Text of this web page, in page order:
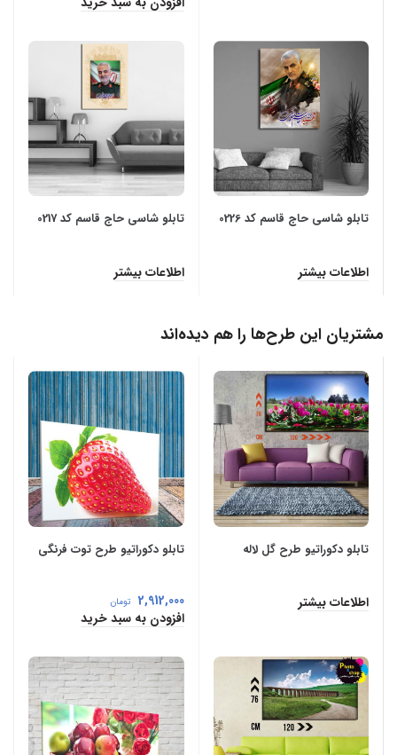
تابلو شاسی حاج قاسم کد 0226
اطلاعات بیشتر
تابلو شاسی حاج قاسم کد 0217
اطلاعات بیشتر
مشتریان این طرح‌ها را هم دیده‌اند
تابلو دکوراتیو طرح گل لاله
اطلاعات بیشتر
تابلو دکوراتیو طرح توت فرنگی
2,912,000 تومان
افزودن به سبد خرید